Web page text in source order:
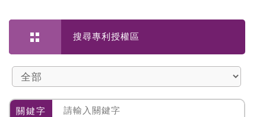
搜尋專利授權區
關鍵字